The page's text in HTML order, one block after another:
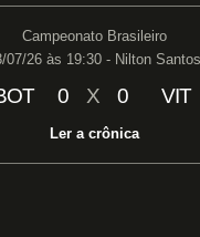
Campeonato Brasileiro
07/26 às 19:30 - Nilton Santos
0 X 0 VIT
Ler a crônica
Discover
jogo contra o
uma vitória
foi que o time